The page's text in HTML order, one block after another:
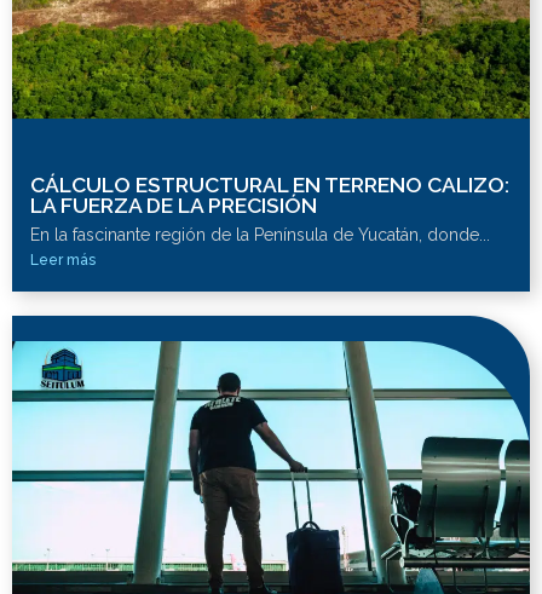
CÁLCULO ESTRUCTURAL EN TERRENO CALIZO:
LA FUERZA DE LA PRECISIÓN
En la fascinante región de la Península de Yucatán, donde...
Leer más